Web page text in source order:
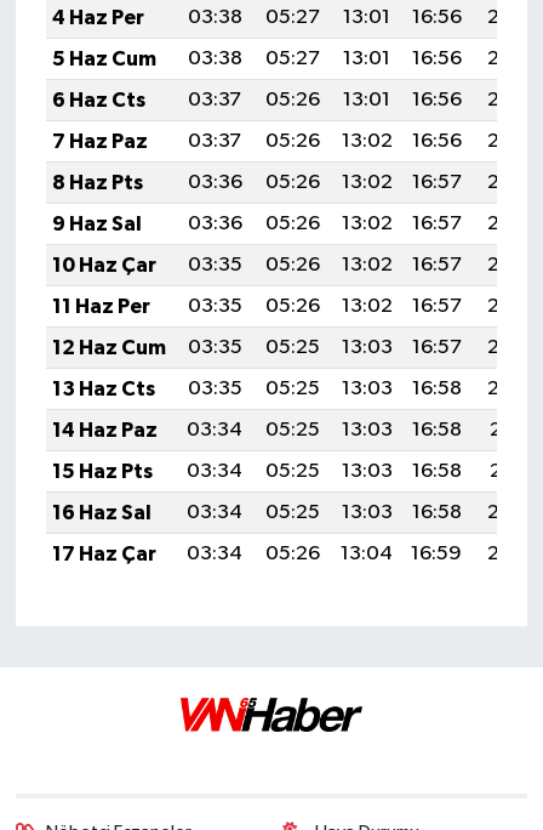
4 Haz Per
03:38 05:27 13:01 16:56
20:25
5 Haz Cum
03:38 05:27 13:01 16:56
20:26
6 Haz Cts
03:37 05:26 13:01 16:56
20:27
7 Haz Paz
03:37 05:26 13:02 16:56
20:27
8 Haz Pts
03:36 05:26 13:02 16:57
20:28
9 Haz Sal
03:36 05:26 13:02 16:57
20:28
10 Haz Çar
03:35 05:26 13:02 16:57
20:29
11 Haz Per
03:35 05:26 13:02 16:57
20:29
12 Haz Cum
03:35 05:25 13:03 16:57
20:30
13 Haz Cts
03:35 05:25 13:03 16:58
20:30
14 Haz Paz
03:34 05:25 13:03 16:58
20:31
15 Haz Pts
03:34 05:25 13:03 16:58
20:31
16 Haz Sal
03:34 05:25 13:03 16:58
20:32
17 Haz Çar
03:34 05:26 13:04 16:59 20:32